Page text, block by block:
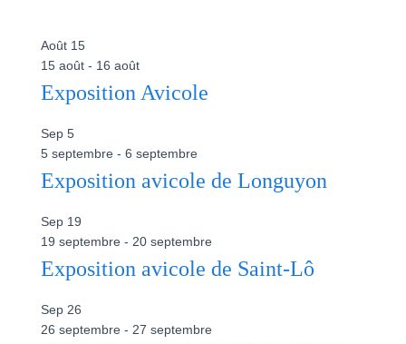
Août 15
15 août - 16 août
Exposition Avicole
Sep 5
5 septembre - 6 septembre
Exposition avicole de Longuyon
Sep 19
19 septembre - 20 septembre
Exposition avicole de Saint-Lô
Sep 26
26 septembre - 27 septembre